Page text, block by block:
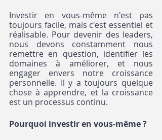
Investir en vous-même n'est pas
toujours facile, mais c'est essentiel et
réalisable. Pour devenir des leaders,
nous devons constamment nous
remettre en question, identifier les
domaines à améliorer, et nous
engager envers notre croissance
personnelle. Il y a toujours quelque
chose à apprendre, et la croissance
est un processus continu.
Pourquoi investir en vous-même ?